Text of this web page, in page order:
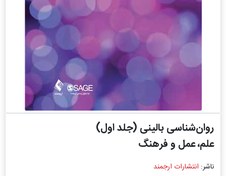
روان‌شناسی بالینی (جلد اول)
علم، عمل و فرهنگ
ناشر: انتشارات ارجمند